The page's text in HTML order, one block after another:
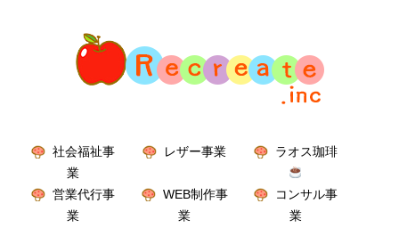
社会福祉事
業
レザー事業 ラオス珈琲
営業代行事
業
WEB制作事
業
コンサル事
業